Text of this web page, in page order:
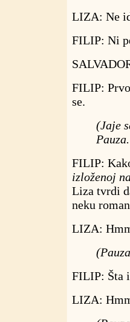
LIZA: Ne
FILIP: Ni
FILIP:
se.
(Jaje
FILIP:
izloženoj
Liza tvrdi
neku
LIZA:
FILIP: Šta
LIZA: